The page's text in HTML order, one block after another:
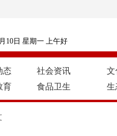
10日 星期一 上午好
态
社会资讯
育 食品卫生
文
生